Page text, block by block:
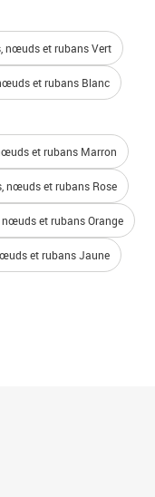
nœuds et rubans Vert
et rubans Blanc
et rubans Marron
nœuds et rubans Rose
nœuds et rubans Orange
et rubans Jaune